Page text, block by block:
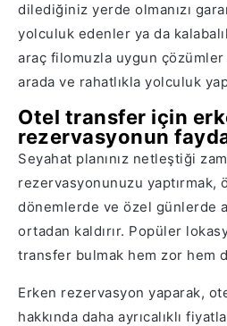
dilediğiniz yerde olmanızı
yolculuk edenler ya da
araç filomuzla uygun
arada ve rahatlıkla yolculuk
Otel transfer için
rezervasyonun
Seyahat planınız netleştiği
rezervasyonunuzu yaptırmak,
dönemlerde ve özel günlerde
ortadan kaldırır. Popüler
transfer bulmak hem zor hem
Erken rezervasyon yaparak,
hakkında daha ayrıcalıklı